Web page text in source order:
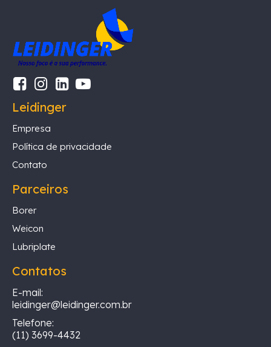
Leidinger
Empresa
Política de privacidade
Contato
Parceiros
Borer
Weicon
Lubriplate
Contatos
E-mail:
leidinger@leidinger.com.br
Telefone:
(11) 3699-4432